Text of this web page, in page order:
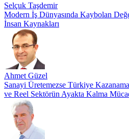
Selçuk Taşdemir
Modern İş Dünyasında Kaybolan
İnsan Kaynakları
Ahmet Güzel
Sanayi Üretemezse Türkiye
ve Reel Sektörün Ayakta Kalma